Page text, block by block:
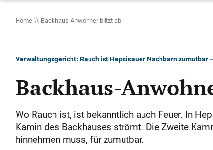
Home Backhaus-Anwohner blitzt ab
Verwaltungsgericht: Rauch ist Hepsisauer Nachbarn zumutbar
Backhaus-
Wo Rauch ist, ist bekanntlich auch Feuer. In
Kamin des Backhauses strömt. Die Zweite
hinnehmen muss, für zumutbar.